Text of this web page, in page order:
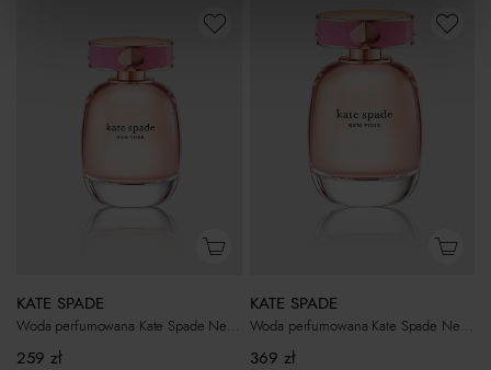
KATE SPADE
Woda perfumowana Kate Spade New York 60ml
259 zł
KATE SPADE
Woda perfumowana Kate Spade New York 100ml
369 zł